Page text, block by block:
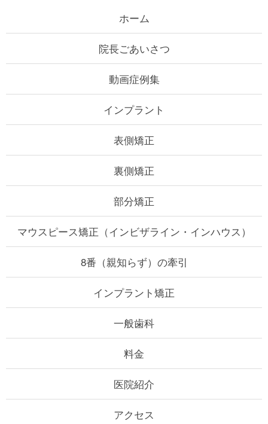
ホーム
院長ごあいさつ
動画症例集
インプラント
表側矯正
裏側矯正
部分矯正
マウスピース矯正 （インビザライン・インハウス）
8番（親知らず）の牽引
インプラント矯正
一般歯科
料金
医院紹介
アクセス